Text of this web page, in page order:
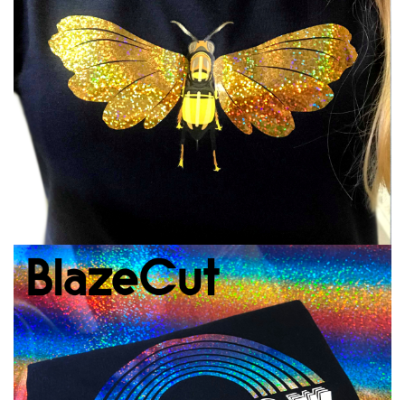
Annuler Créer une liste d'envies
Annuler Connexion